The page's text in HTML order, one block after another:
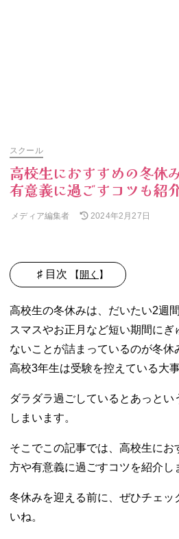
スクール
高校生におすすめの冬休
有意義に過ごすコツも紹
メディア編集者 2024年2月27日
♯ 目次 【開く 】
みはいつからい
つまで？【2023
年度】
02. 高校生におす
過ごし方
− まずは勉
− 友達や恋
人とクリス
マスパーテ
ィー
高校生の冬休みは、だいたい2週
スマスやお正月など短い期間に
ないことが詰まっているのが冬休
高校3年生は受験を控えている大
ダラダラ過ごしているとあっとい
しまいます。
そこでこの記事では、高校生にお
方や有意義に過ごすコツを紹介し
冬休みを迎える前に、ぜひチェッ
いね。